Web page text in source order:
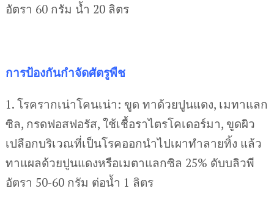
อัตรา 60 กรัม น้ำ 20 ลิตร
การป้องกันกําจัดศัตรูพืช
1. โรครากเน่าโคนเน่า: ขูด ทาด้วยปูนแดง, เมทาแลก
ซิล, กรดฟอสฟอรัส, ใช้เชื้อราไตรโคเดอร์มา, ขูดผิว
เปลือกบริเวณที่เป็นโรคออกนำไปเผาทำลายทิ้ง แล้ว
ทาแผลด้วยปูนแดงหรือเมตาแลกซิล 25% ดับบลิวพี
อัตรา 50-60 กรัม ต่อน้ำ 1 ลิตร